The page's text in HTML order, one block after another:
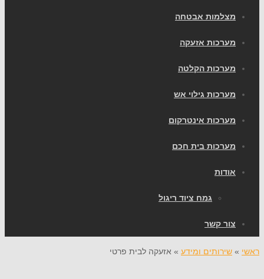
מצלמות אבטחה
מערכות אזעקה
מערכות הקלטה
מערכות גילוי אש
מערכות אינטרקום
מערכות בית חכם
אודות
גמח ציוד ריגול
צור קשר
ראשי » שירותים ומידע » אזעקה לבית פרטי